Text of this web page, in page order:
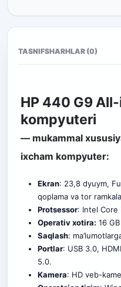
TASNIFSHARHLAR (0)
HP 440 G9
kompyuteri
— mukammal
ixcham kompyuter:
Ekran: 23,8 dyuym,
qoplama va tor
Protsessor: Intel Core
Operativ xotira: 16
Saqlash:
Portlar: USB 3.0,
5.0.
Kamera: HD veb-